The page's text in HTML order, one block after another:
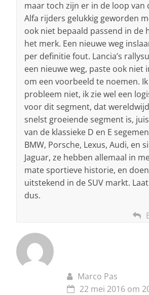
maar toch zijn er in de loop van
Alfa rijders gelukkig geworden
ook niet bepaald passend in de
het merk. Een nieuwe weg
per definitie fout. Lancia’s
een nieuwe weg, paste ook niet
om een voorbeeld te noemen.
probleem niet, ik zie wel een
voor dit segment, dat
snelst groeiende segment is,
van de klassieke D en E
BMW, Porsche, Lexus, Audi, en
Jaguar, ze hebben allemaal in
mate sportieve historie, en
uitstekend in de SUV markt.
dus.
Marco Pas
22 mei 2016 om